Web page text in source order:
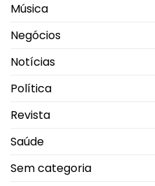
Música
Negócios
Notícias
Política
Revista
Saúde
Sem categoria